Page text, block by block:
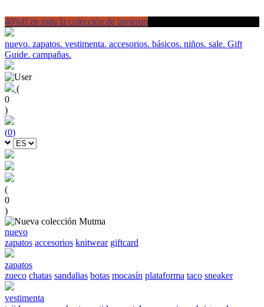
40%ff en toda la colección de invierno
nuevo. zapatos. vestimenta. accesorios. básicos. niños. sale. Gift
Guide. campañas.
(
0
)
(0)
(
0
)
nuevo
zapatos accesorios knitwear giftcard
zapatos
zueco chatas sandalias botas mocasín plataforma taco sneaker
vestimenta